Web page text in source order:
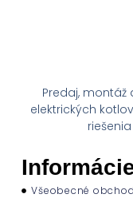
Predaj, montáž
elektrických
Všeobecné